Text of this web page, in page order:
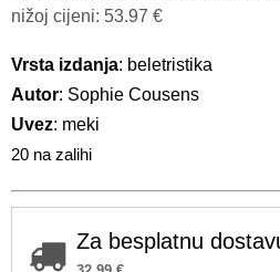
nižoj cijeni: 53.97 €
Vrsta izdanja: beletristika
Autor: Sophie Cousens
Uvez: meki
20 na zalihi
Za besplatnu